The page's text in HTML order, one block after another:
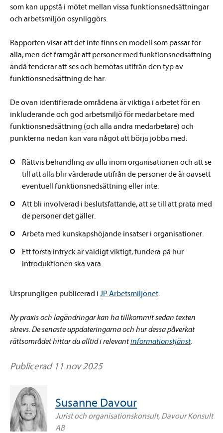
som kan uppstå i mötet mellan vissa funktionsnedsättningar
och arbetsmiljön osynliggörs.
Rapporten visar att det inte finns en modell som passar för
alla, men det framgår att personer med funktionsnedsättning
ändå tenderar att ses och bemötas utifrån den typ av
funktionsnedsättning de har.
De ovan identifierade områdena är viktiga i arbetet för en
inkluderande och god arbetsmiljö för medarbetare med
funktionsnedsättning (och alla andra medarbetare) och
punkterna nedan kan vara något att börja jobba med:
Rättvis behandling av alla inom organisationen och att se
till att alla blir värderade utifrån de personer de är oavsett
eventuell funktionsnedsättning eller inte.
Att bli involverad i beslutsfattande, att se till att prata med
de personer det gäller.
Arbeta med kunskapshöjande insatser i organisationer.
Ett första intryck är väldigt viktigt, fundera på hur
introduktionen ska vara.
Ursprungligen publicerad i JP Arbetsmiljönet
Ny praxis och lagändringar kan ha tillkommit sedan texten
skrevs. De senaste uppdateringarna och hur dessa påverkat
rättsområdet hittar du alltid i relevantinformationstjänst.
Publicerad 11 nov 2025
Susanne Davour
Jurist och organisationskonsult, Davour Konsult
AB